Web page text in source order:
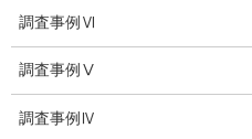
子供の虐待
調査事例Ⅵ
調査事例Ⅴ
調査事例Ⅳ